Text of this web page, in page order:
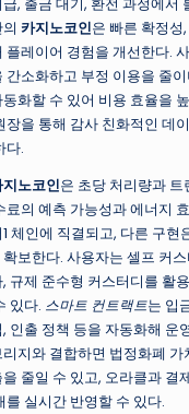
, 출금 대기, 환전 과정에서
카지노코인은 빠른 확정성
플레이어 경험을 개선한다.
간소화하고 부정 이용을 줄
화할 수 있어 비용 효율을
장을 통해 감사 친화적인 데
다.
지노코인은 초당 처리량과
료의 예측 가능성과 에너지
체인에 직결되고, 다른 구현
보한다. 사용자는 셀프 커
규제 준수형 커스터디를 활
있다. 스마트 컨트랙트는 입
인출 정책 등을 자동화해 운
지와 결합하면 법정화폐 가
줄일 수 있고, 오라클과 결
를 실시간 반영할 수 있다.